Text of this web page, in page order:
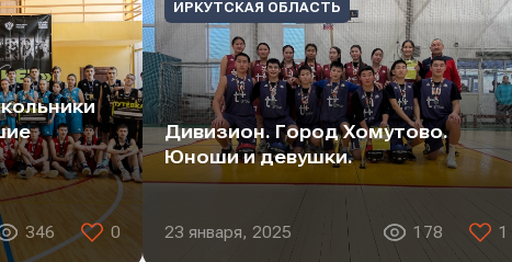
346 0
ИРКУТСКАЯ ОБЛАСТЬ
Дивизион. Город Хомутово.
Юноши и девушки.
23 января, 2025 178 1
Отправить
Отправить
Отправить